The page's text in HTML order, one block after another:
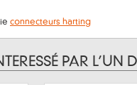
connecteurs harting
PAR L’UN